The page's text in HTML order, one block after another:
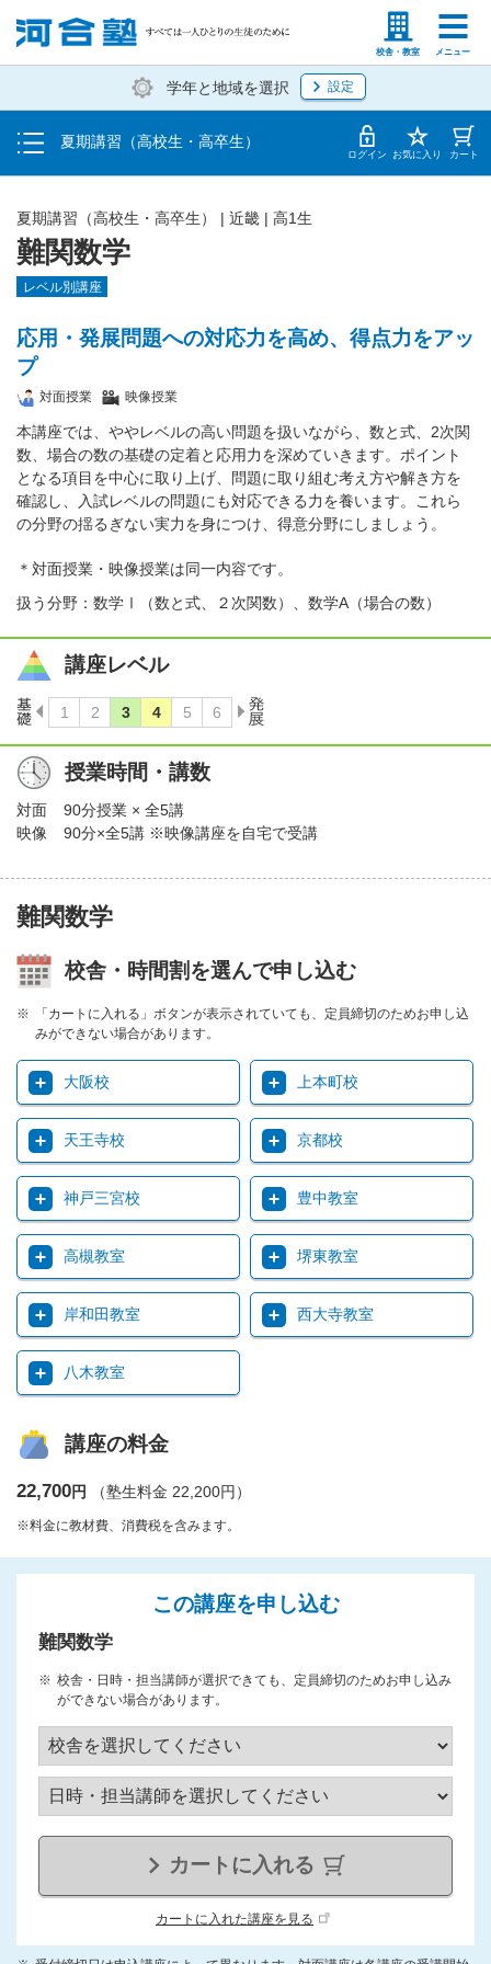
校舎・教室 メニュー
塾生の方 高等学校の先生
学年と地域を選択 設定
夏期講習（高校生・高卒生）
受講料・お申し込み方法
受講開始までの流れ
校舎・教室一覧 ログイン お気に入り カート
難関数学
夏期講習（高校生・高卒生） | 近畿 | 高1生
レベル別講座
応用・発展問題への対応力を高め、得点力をアッ
プ
対面授業 映像授業
本講座では、ややレベルの高い問題を扱いながら、数と式、2次関
数、場合の数の基礎の定着と応用力を深めていきます。ポイント
となる項目を中心に取り上げ、問題に取り組む考え方や解き方を
確認し、入試レベルの問題にも対応できる力を養います。これら
の分野の揺るぎない実力を身につけ、得意分野にしましょう。
＊対面授業・映像授業は同一内容です。
扱う分野：数学Ⅰ（数と式、２次関数）、数学A（場合の数）
講座レベル
授業時間・講数
対面
90分授業 × 全5講
映像
90分×全5講 ※映像講座を自宅で受講
難関数学
校舎・時間割を選んで申し込む
「カートに入れる」ボタンが表示されていても、定員締切のためお申し込
みができない場合があります。
大阪校 上本町校
天王寺校 京都校
神戸三宮校 豊中教室
高槻教室 堺東教室
岸和田教室 西大寺教室
八木教室
講座の料金
22,700円 （塾生料金 22,200円）
※料金に教材費、消費税を含みます。
この講座を申し込む
難関数学
校舎・日時・担当講師が選択できても、定員締切のためお申し込み
ができない場合があります。
カートに入れる
カートに入れた講座を見る